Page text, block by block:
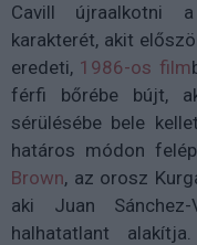
Cavill újraalkotni
karakterét, akit
eredeti, 1986-os film
férfi bőrébe bújt,
sérülésébe bele
határos módon
Brown, az orosz
aki Juan
halhatatlant